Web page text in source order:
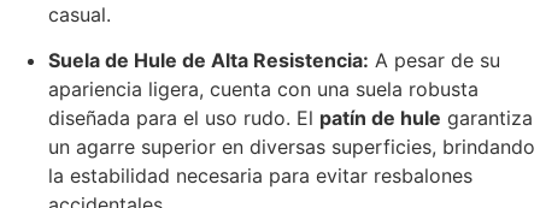
casual.
Suela de Hule de Alta Resistencia: A pesar de su
apariencia ligera, cuenta con una suela robusta
diseñada para el uso rudo. El patín de hule garantiza
un agarre superior en diversas superficies, brindando
la estabilidad necesaria para evitar resbalones